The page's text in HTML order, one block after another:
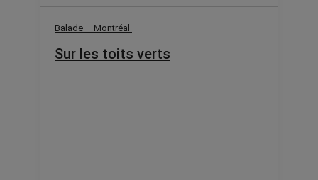
Balade – Montréal
Sur les toits verts